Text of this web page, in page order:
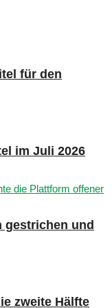
für den
im Juli 2026
gestrichen und
zweite Hälfte